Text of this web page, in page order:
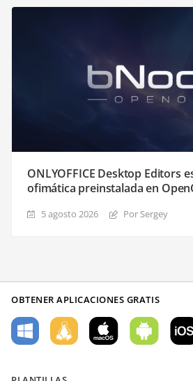
ONLYOFFICE Desktop Editors
ofimática preinstalada en
5 agosto 2026 Por Sergey
OBTENER APLICACIONES GRATIS